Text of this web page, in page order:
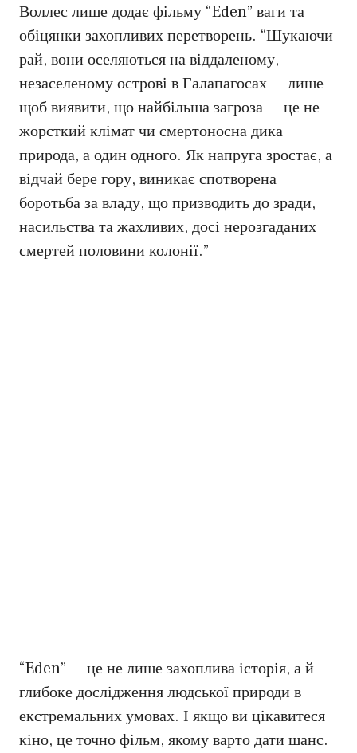
Воллес лише додає фільму “Eden” ваги та
обіцянки захопливих перетворень. “Шукаючи
рай, вони оселяються на віддаленому,
незаселеному острові в Галапагосах — лише
щоб виявити, що найбільша загроза — це не
жорсткий клімат чи смертоносна дика
природа, а один одного. Як напруга зростає, а
відчай бере гору, виникає спотворена
боротьба за владу, що призводить до зради,
насильства та жахливих, досі нерозгаданих
смертей половини колонії.”
“Eden” — це не лише захоплива історія, а й
глибоке дослідження людської природи в
екстремальних умовах. І якщо ви цікавитеся
кіно, це точно фільм, якому варто дати шанс.